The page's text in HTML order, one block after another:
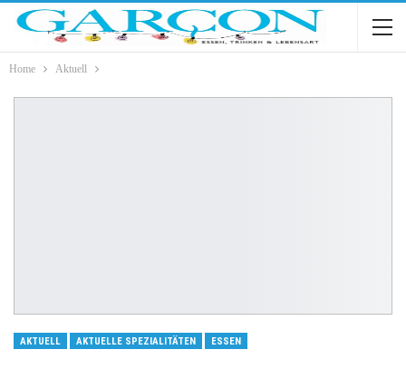
Home Aktuell
AKTUELL AKTUELLE SPEZIALITÄTEN ESSEN